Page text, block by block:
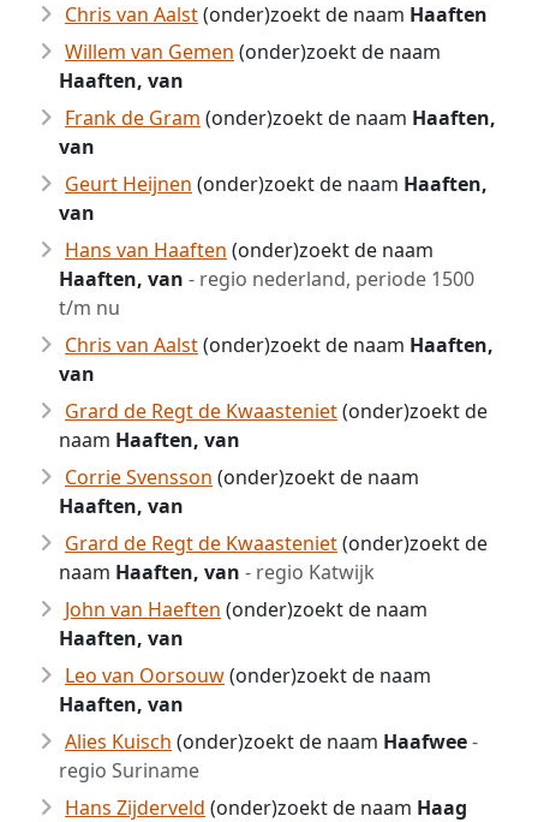
Chris van Aalst(onder)zoekt de naam Haaften
Willem van Gemen (onder)zoekt de naam
Haaften, van
Frank de Gram (onder)zoekt de naam Haaften,
van
Geurt Heijnen (onder)zoekt de naam Haaften,
van
Hans van Haaften (onder)zoekt de naam
Haaften, van - regio nederland, periode 1500
t/m nu
Chris van Aalst(onder)zoekt de naam Haaften,
van
Grard de Regt de Kwaasteniet(onder)zoekt de
naam Haaften, van
Corrie Svensson (onder)zoekt de naam
Haaften, van
Grard de Regt de Kwaasteniet(onder)zoekt de
naam Haaften, van - regio Katwijk
John van Haeften (onder)zoekt de naam
Haaften, van
Leo van Oorsouw(onder)zoekt de naam
Haaften, van
Alies Kuisch (onder)zoekt de naam Haafwee-
regio Suriname
Hans Zijderveld (onder)zoekt de naam Haag